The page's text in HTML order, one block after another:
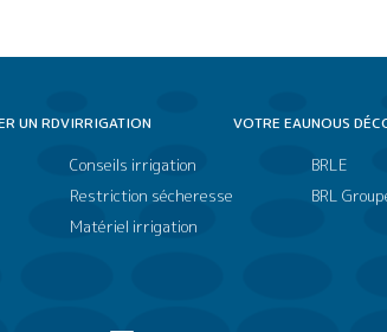
UN RDVIRRIGATION
Conseils irrigation
Restriction sécheresse
Matériel irrigation
VOTRE EAUNOUS
BRLE
BRL